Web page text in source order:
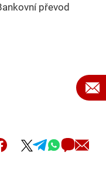
převod